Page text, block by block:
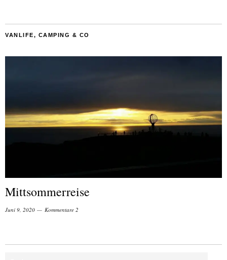
VANLIFE, CAMPING & CO
Mittsommerreise
Juni 9, 2020 Kommentare 2